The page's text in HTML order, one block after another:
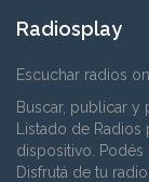
Radiosplay
Escuchar radios
Buscar, publicar
Listado de Radios
dispositivo. Podés
Disfrutá de tu radio